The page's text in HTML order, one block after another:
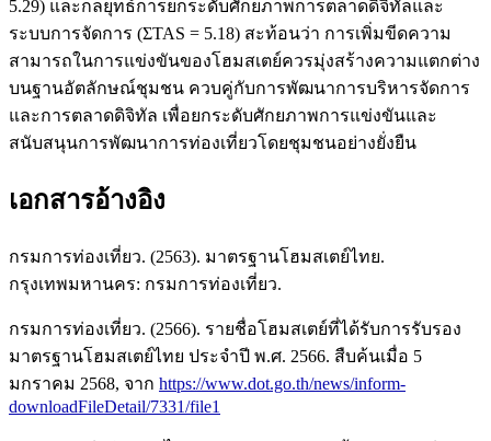
5.29) และกลยุทธ์การยกระดับศักยภาพการตลาดดิจิทัลและ
ระบบการจัดการ (ΣTAS = 5.18) สะท้อนว่า การเพิ่มขีดความ
สามารถในการแข่งขันของโฮมสเตย์ควรมุ่งสร้างความแตกต่าง
บนฐานอัตลักษณ์ชุมชน ควบคู่กับการพัฒนาการบริหารจัดการ
และการตลาดดิจิทัล เพื่อยกระดับศักยภาพการแข่งขันและ
สนับสนุนการพัฒนาการท่องเที่ยวโดยชุมชนอย่างยั่งยืน
เอกสารอ้างอิง
กรมการท่องเที่ยว. (2563). มาตรฐานโฮมสเตย์ไทย.
กรุงเทพมหานคร: กรมการท่องเที่ยว.
กรมการท่องเที่ยว. (2566). รายชื่อโฮมสเตย์ที่ได้รับการรับรอง
มาตรฐานโฮมสเตย์ไทย ประจำปี พ.ศ. 2566. สืบค้นเมื่อ 5
มกราคม 2568, จาก https://www.dot.go.th/news/inform-
downloadFileDetail/7331/file1